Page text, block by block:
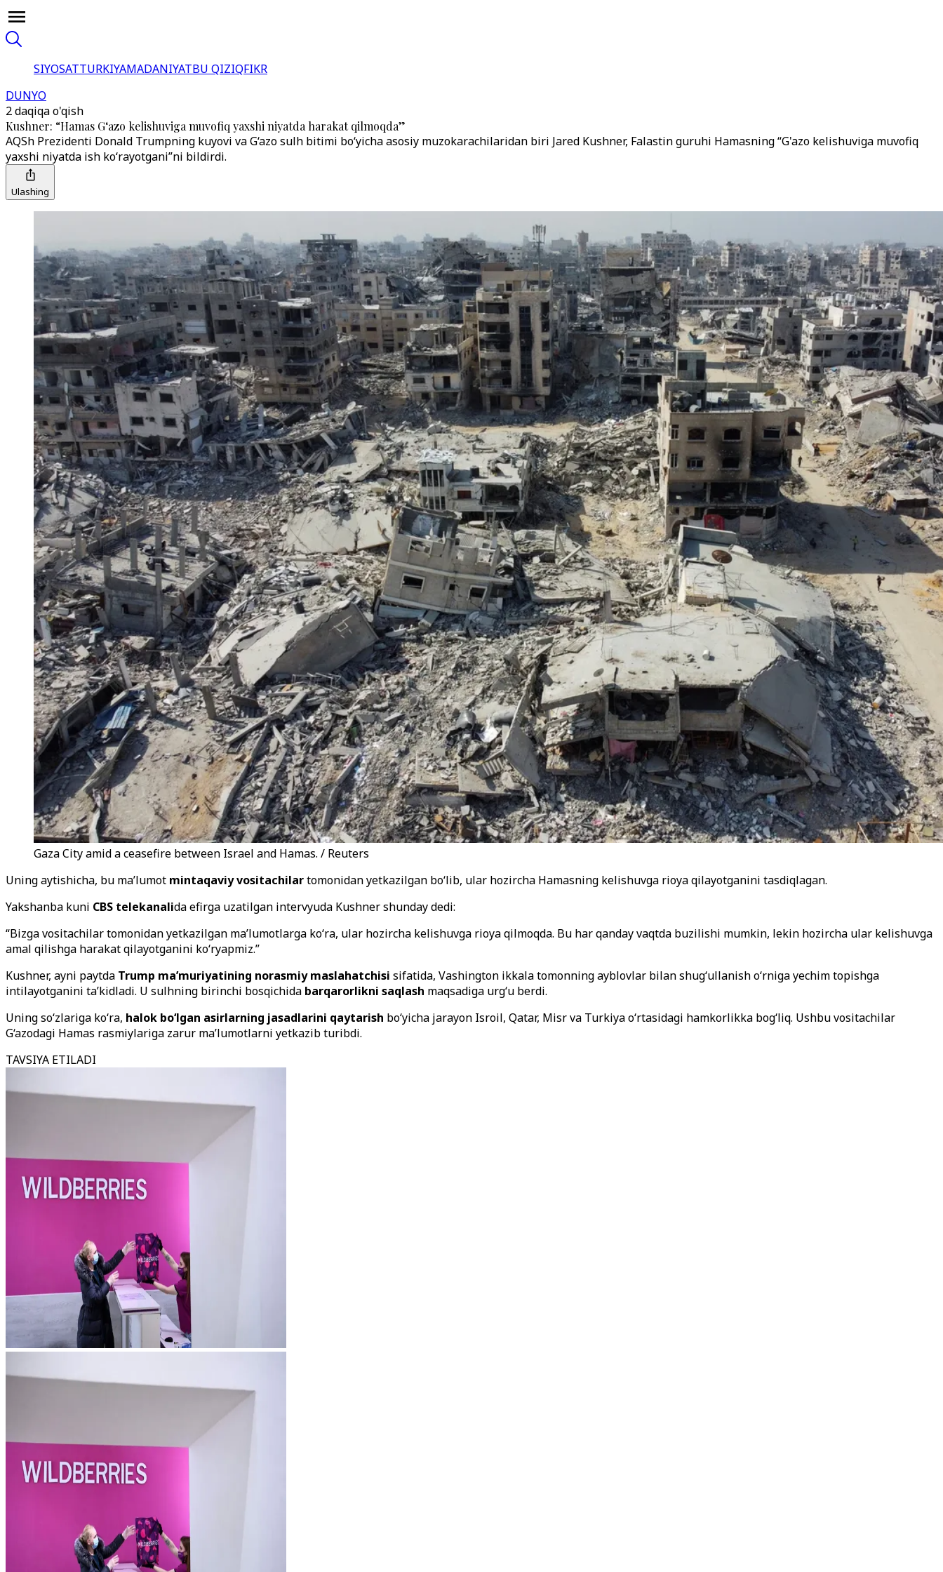
SIYOSATTURKIYAMADANIYATBU QIZIQFIKR
DUNYO
2 daqiqa o'qish
Kushner: “Hamas G‘azo kelishuviga muvofiq yaxshi niyatda harakat qilmoqda”
AQSh Prezidenti Donald Trumpning kuyovi va G‘azo sulh bitimi bo‘yicha asosiy muzokarachilaridan biri Jared Kushner, Falastin guruhi Hamasning “G'azo kelishuviga muvofiq
yaxshi niyatda ish ko‘rayotgani”ni bildirdi.
Ulashing
Gaza City amid a ceasefire between Israel and Hamas. / Reuters
Uning aytishicha, bu ma’lumot mintaqaviy vositachilartomonidan yetkazilgan bo‘lib, ular hozircha Hamasning kelishuvga rioya qilayotganini tasdiqlagan.
Yakshanba kuni CBS telekanalida efirga uzatilgan intervyuda Kushner shunday dedi:
“Bizga vositachilar tomonidan yetkazilgan ma’lumotlarga ko‘ra, ular hozircha kelishuvga rioya qilmoqda. Bu har qanday vaqtda buzilishi mumkin, lekin hozircha ular kelishuvga
amal qilishga harakat qilayotganini ko‘ryapmiz.”
Kushner, ayni paytda Trump ma’muriyatining norasmiy maslahatchisi sifatida, Vashington ikkala tomonning ayblovlar bilan shug‘ullanish o‘rniga yechim topishga
intilayotganini ta’kidladi. U sulhning birinchi bosqichida barqarorlikni saqlash maqsadiga urg‘u berdi.
Uning so‘zlariga ko‘ra, halok bo‘lgan asirlarning jasadlarini qaytarish bo‘yicha jarayon Isroil, Qatar, Misr va Turkiya o‘rtasidagi hamkorlikka bog‘liq. Ushbu vositachilar
G‘azodagi Hamas rasmiylariga zarur ma’lumotlarni yetkazib turibdi.
TAVSIYA ETILADI